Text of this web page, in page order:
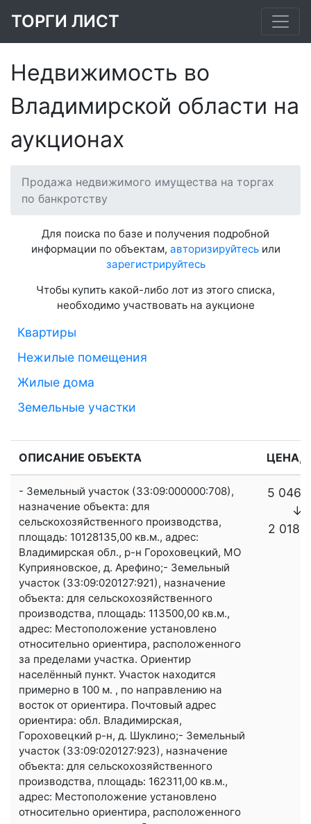
ТОРГИ ЛИСТ
Недвижимость во
Владимирской области на
аукционах
Продажа недвижимого имущества на торгах
по банкротству
Для поиска по базе и получения подробной
информации по объектам, авторизируйтесьили
зарегистрируйтесь
Чтобы купить какой-либо лот из этого списка,
необходимо участвовать на аукционе
Квартиры
Нежилые помещения
Жилые дома
Земельные участки
ОПИСАНИЕ ОБЪЕКТА ЦЕНА,
- Земельный участок (33:09:000000:708),
назначение объекта: для
сельскохозяйственного производства,
площадь: 10128135,00 кв.м., адрес:
Владимирская обл., р-н Гороховецкий, МО
Куприяновское, д. Арефино;- Земельный
участок (33:09:020127:921), назначение
объекта: для сельскохозяйственного
производства, площадь: 113500,00 кв.м.,
адрес: Местоположение установлено
относительно ориентира, расположенного
за пределами участка. Ориентир
населённый пункт. Участок находится
примерно в 100 м. , по направлению на
восток от ориентира. Почтовый адрес
ориентира: обл. Владимирская,
Гороховецкий р-н, д. Шуклино;- Земельный
участок (33:09:020127:923), назначение
объекта: для сельскохозяйственного
производства, площадь: 162311,00 кв.м.,
адрес: Местоположение установлено
относительно ориентира, расположенного
5 046
↓
2 018